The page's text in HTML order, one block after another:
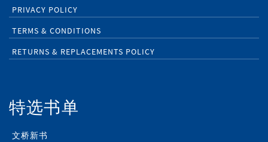
PRIVACY POLICY
TERMS & CONDITIONS
RETURNS & REPLACEMENTS POLICY
特选书单
文桥新书